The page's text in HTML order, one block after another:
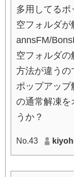
多用してる
空フォルダが
annsFM/
空フォルダ
方法が違うの
ポップアップ
の通常解凍を
うか？
No.43